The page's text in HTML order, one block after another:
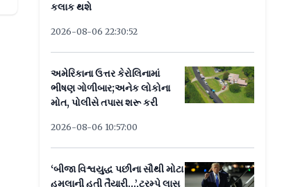
કલાક થશે
2026-08-06 22:30:52
અમેરિકાના ઉત્તર કેરોલિનામાં
ભીષણ ગોળીબાર;અનેક લોકોના
મોત, પોલીસે તપાસ શરૂ કરી
2026-08-06 10:57:00
‘બીજા વિશ્વયુદ્ધ પછીના સૌથી મોટા
હુમલાની હતી તૈયારી...’,ટ્રમ્પે લાસ